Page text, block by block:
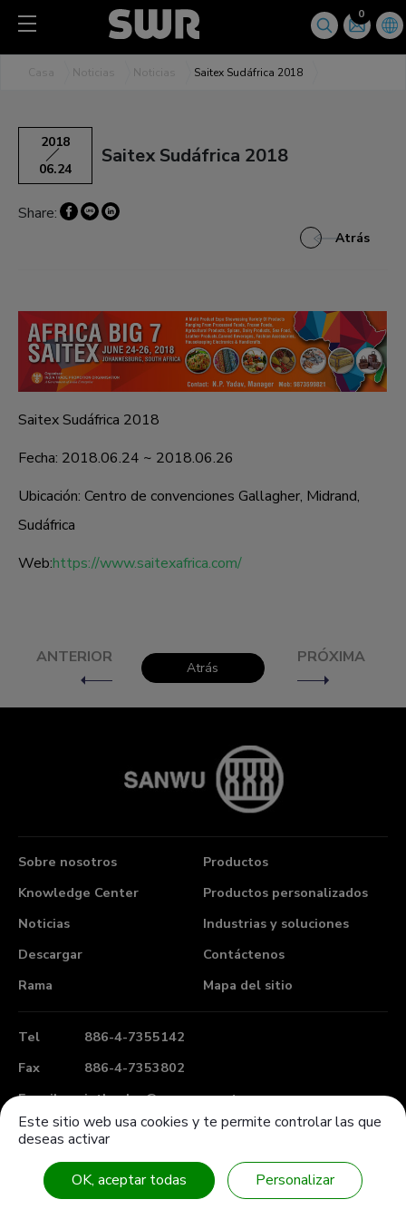
0
Casa Noticias Noticias Saitex Sudáfrica 2018
2018
06.24
Saitex Sudáfrica 2018
Share:
Atrás
Saitex Sudáfrica 2018
Fecha: 2018.06.24 ~ 2018.06.26
Ubicación: Centro de convenciones Gallagher, Midrand,
Sudáfrica
Web:https://www.saitexafrica.com/
ANTERIOR
Atrás
PRÓXIMA
Sobre nosotros
Productos
Knowledge Center
Productos personalizados
Noticias
Industrias y soluciones
Descargar
Contáctenos
Rama
Mapa del sitio
Tel
886-4-7355142
Fax
886-4-7353802
E-mail
intl-sales@sanwu.com.tw
Add
No. 106, Section 2, Chang Mei Road, Hemei
Panel de gestión de cookies
Este sitio web usa cookies y te permite controlar las que
deseas activar
OK, aceptar todas Personalizar